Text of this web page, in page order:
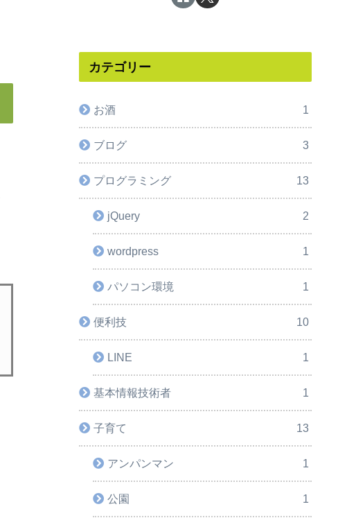
カテゴリー
お酒 1
ブログ 3
プログラミング 13
jQuery 2
wordpress 1
パソコン環境 1
便利技 10
LINE 1
基本情報技術者 1
子育て 13
アンパンマン 1
公園 1